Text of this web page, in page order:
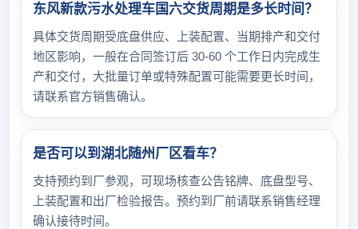
东风新款污水处理车国六交货周期是多长时间？
具体交货周期受底盘供应、上装配置、当期排产和交付
地区影响，一般在合同签订后 30-60 个工作日内完成生
产和交付，大批量订单或特殊配置可能需要更长时间，
请联系官方销售确认。
是否可以到湖北随州厂区看车？
支持预约到厂参观，可现场核查公告铭牌、底盘型号、
上装配置和出厂检验报告。预约到厂前请联系销售经理
确认接待时间。